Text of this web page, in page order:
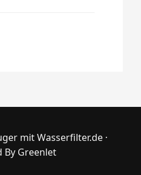
mit Wasserfilter.de ·
By Greenlet